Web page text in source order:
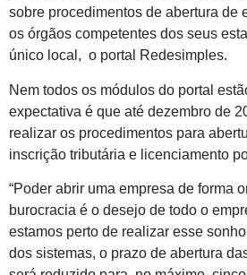
sobre procedimentos de abertura de
os órgãos competentes dos seus
único local, o portal Redesimples.
Nem todos os módulos do portal
expectativa é que até dezembro de
realizar os procedimentos para
inscrição tributária e licenciamento
“Poder abrir uma empresa de forma
burocracia é o desejo de todo o
estamos perto de realizar esse
dos sistemas, o prazo de abertura